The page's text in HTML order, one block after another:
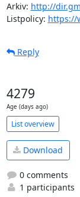
Arkiv: http://
Listpolicy: https://
Reply
4279
Age (days ago)
List overview
Download
0 comments
1 participants